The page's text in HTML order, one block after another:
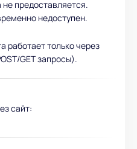
предоставляется.
недоступен.
работает только через
GET запросы).
сайт: